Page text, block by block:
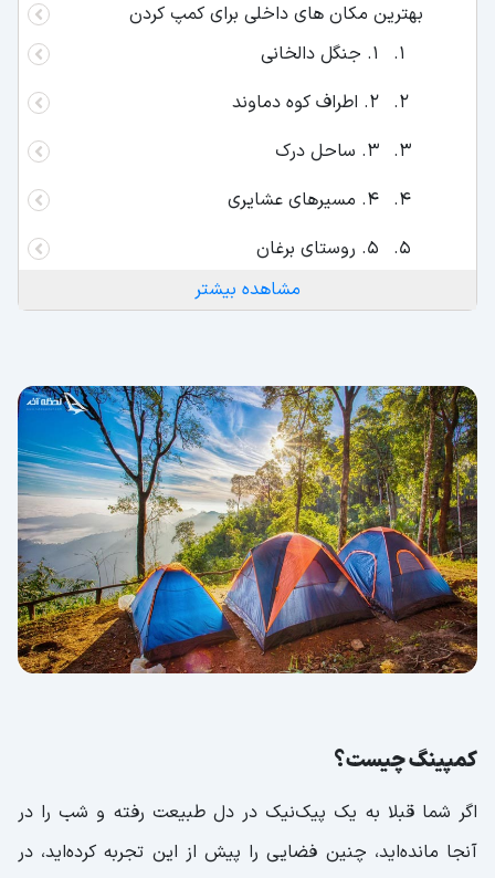
بهترین مکان های داخلی برای کمپ کردن
1. جنگل دالخانی
2. اطراف کوه دماوند
3. ساحل درک
4. مسیرهای عشایری
5. روستای برغان
8. تنگه واشی
نکات مهم کمپینگ در زمستان که باید به آن ها
توجه کنید
چک کردن شرایط آب و هوایی
غذای مناسب
همراه داشتن هیزم
چه لباسی برای کمپ در طبیعت مناسب است؟
مشاهده بیشتر
کمپینگ چیست؟
اگر شما قبلا به یک پیک‌نیک در دل طبیعت رفته و شب را در
آنجا مانده‌اید، چنین فضایی را پیش از این تجربه کرده‌اید، در